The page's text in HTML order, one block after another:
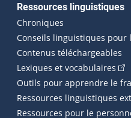
Ressources linguistiques
Chroniques
Conseils linguistiques pour
Contenus téléchargeables
Lexiques et vocabulaires
Outils pour apprendre le
Ressources linguistiques
Ressources pour le